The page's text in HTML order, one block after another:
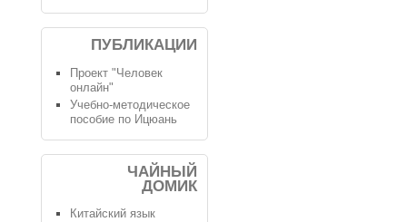
ПУБЛИКАЦИИ
Проект "Человек
онлайн"
Учебно-методическое
пособие по Ицюань
ЧАЙНЫЙ
ДОМИК
Китайский язык